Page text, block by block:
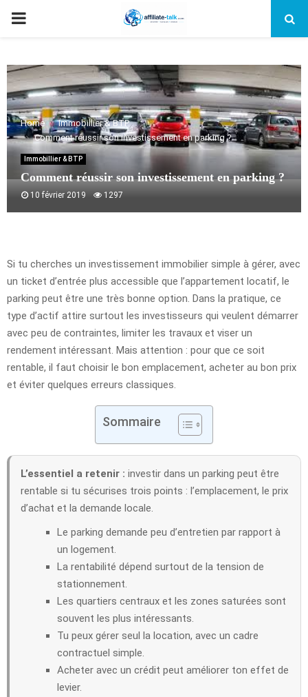
PRIMARY
Home
Immobillier & BTP
Comment réussir son investissement en parking ?
Immobillier & BTP
Comment réussir son investissement en parking ?
10 février 2019 1297
Si tu cherches un investissement immobilier simple à gérer, avec
un ticket d’entrée plus accessible que l’appartement locatif, le
parking peut être une très bonne option. Dans la pratique, ce
type d’actif attire surtout les investisseurs qui veulent démarrer
avec peu de contraintes, limiter les travaux et viser un
rendement intéressant. Mais attention : pour que ce soit
rentable, il faut choisir le bon emplacement, acheter au bon prix
et éviter quelques erreurs classiques.
Sommaire
L’essentiel a retenir : investir dans un parking peut être
rentable si tu sécurises trois points : l’emplacement, le prix
d’achat et la demande locale.
Le parking demande peu d’entretien par rapport à
un logement.
La rentabilité dépend surtout de la tension de
stationnement.
Les quartiers centraux et les zones saturées sont
souvent les plus intéressants.
Tu peux gérer seul la location, avec un cadre
contractuel simple.
Acheter avec un crédit peut améliorer ton effet de
levier.